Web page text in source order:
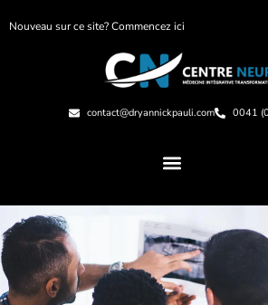
Nouveau sur ce site? Commencez ici
contact@dryannickpauli.com 0041